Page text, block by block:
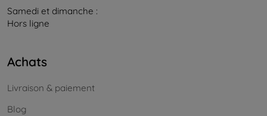
Samedi et dimanche :
Hors ligne
Achats
Livraison & paiement
Blog